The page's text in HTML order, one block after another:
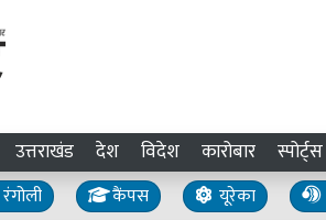
उत्तराखंड देश विदेश कारोबार स्पोर्ट्स
रंगोली कैंपस यूरेका